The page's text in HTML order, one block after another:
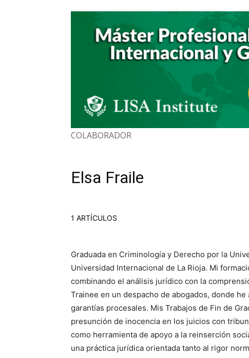
COLABORADOR
Elsa Fraile
1 ARTÍCULOS
Graduada en Criminología y Derecho por la
Universidad Internacional de La Rioja. Mi
combinando el análisis jurídico con la
Trainee en un despacho de abogados, donde
garantías procesales. Mis Trabajos de Fin de
presunción de inocencia en los juicios con
como herramienta de apoyo a la reinserción
una práctica jurídica orientada tanto al rigor